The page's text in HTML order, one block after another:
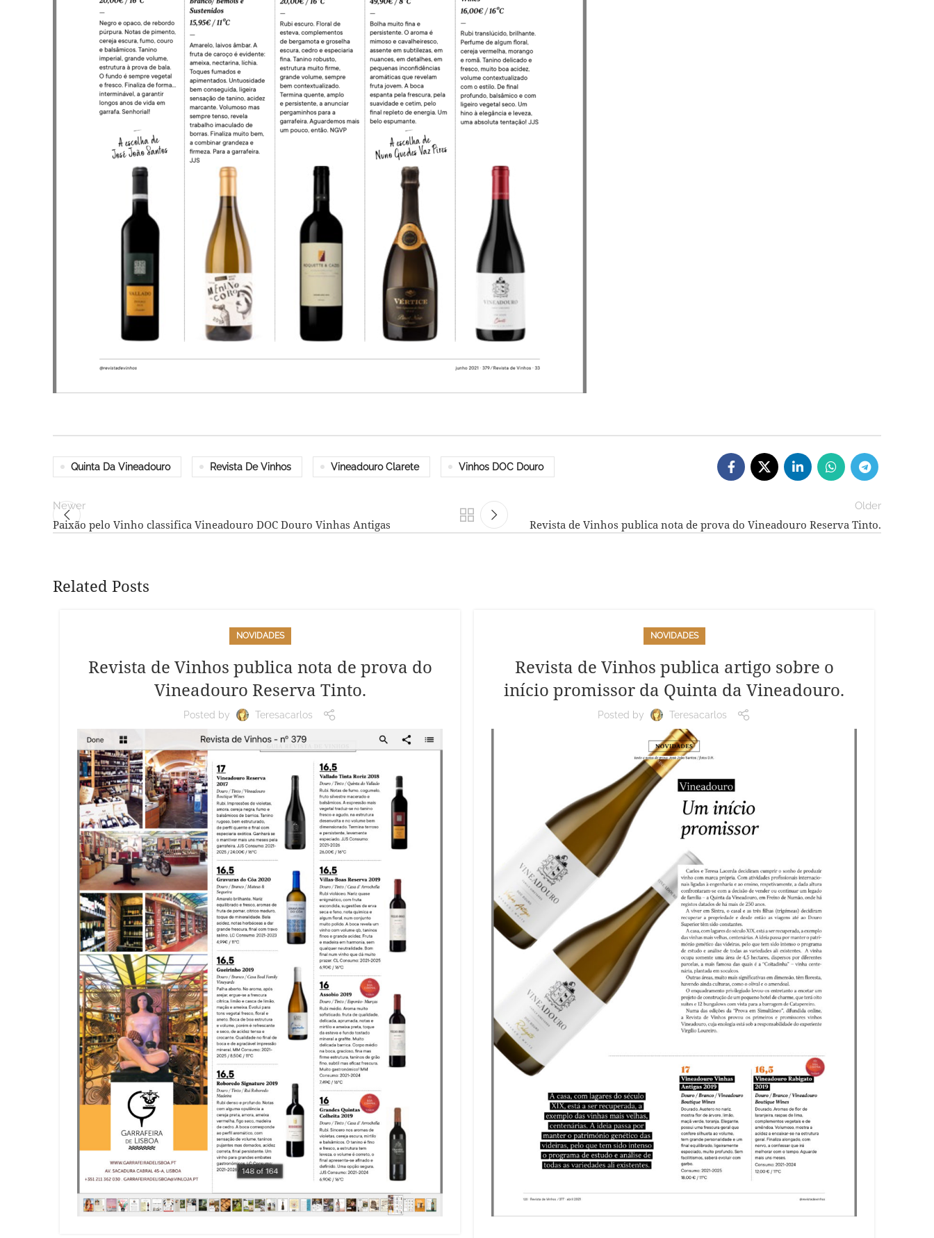
Quinta Da Vineadouro Revista De Vinhos Vineadouro Clarete Vinhos DOC Douro
Newer
Paixão pelo Vinho classifica Vineadouro DOC Douro Vinhas Antigas
Older
Revista de Vinhos publica nota de prova do Vineadouro Reserva Tinto.
Related Posts
NOVIDADES
Revista de Vinhos publica nota de prova do
Vineadouro Reserva Tinto.
Posted by Teresacarlos
NOVIDADES
Revista de Vinhos publica artigo sobre o
início promissor da Quinta da Vineadouro.
Posted by Teresacarlos